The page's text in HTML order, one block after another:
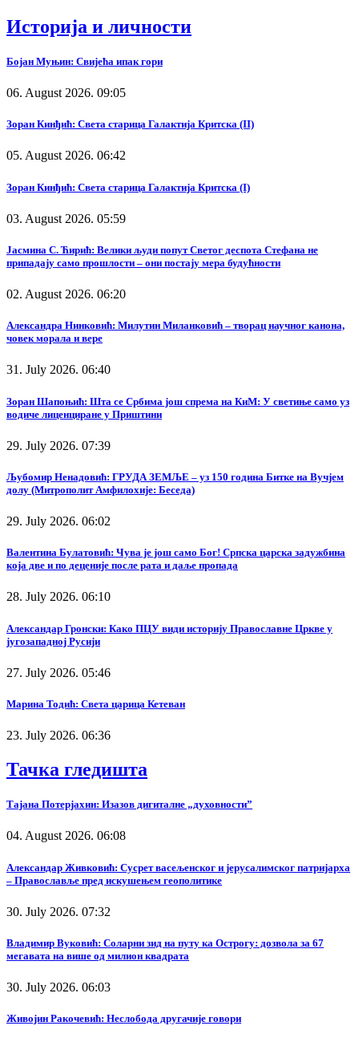
Историја и личности
Бојан Муњин: Свијећа ипак гори
06. August 2026. 09:05
Зоран Кинђић: Света старица Галактија Критска (II)
05. August 2026. 06:42
Зоран Кинђић: Света старица Галактија Критска (I)
03. August 2026. 05:59
Јасмина С. Ћирић: Велики људи попут Светог деспота Стефана не
припадају само прошлости – они постају мера будућности
02. August 2026. 06:20
Александра Нинковић: Милутин Миланковић – творац научног канона,
човек морала и вере
31. July 2026. 06:40
Зоран Шапоњић: Шта се Србима још спрема на КиМ: У светиње само уз
водиче лиценциране у Приштини
29. July 2026. 07:39
Љубомир Ненадовић: ГРУДА ЗЕМЉЕ – уз 150 година Битке на Вучјем
долу (Митрополит Амфилохије: Беседа)
29. July 2026. 06:02
Валентина Булатовић: Чува је још само Бог! Српска царска задужбина
која две и по деценије после рата и даље пропада
28. July 2026. 06:10
Александар Гронски: Како ПЦУ види историју Православне Цркве у
југозападној Русији
27. July 2026. 05:46
Марина Тодић: Света царица Кетеван
23. July 2026. 06:36
Тачка гледишта
Тајана Потерјахин: Изазов дигиталне „духовности”
04. August 2026. 06:08
Александар Живковић: Сусрет васељенског и јерусалимског патријарха
– Православље пред искушењем геополитике
30. July 2026. 07:32
Владимир Вуковић: Соларни зид на путу ка Острогу: дозвола за 67
мегавата на више од милион квадрата
30. July 2026. 06:03
Живојин Ракочевић: Неслобода другачије говори